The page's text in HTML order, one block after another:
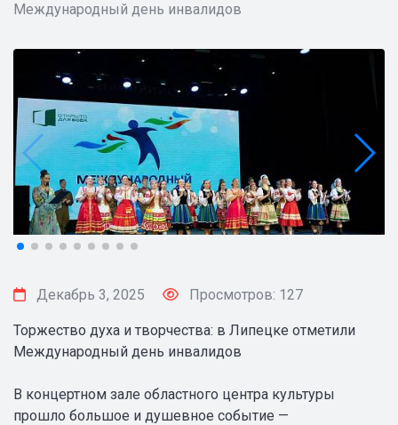
Международный день инвалидов
Декабрь 3, 2025 Просмотров: 127
Торжество духа и творчества: в Липецке отметили
Международный день инвалидов
В концертном зале областного центра культуры
прошло большое и душевное событие —